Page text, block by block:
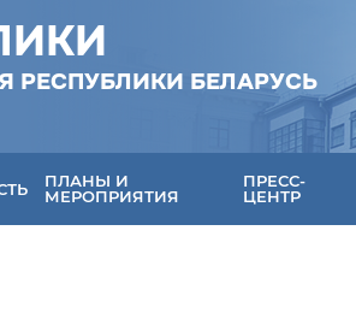
РЕСПУБЛИКИ БЕЛАРУСЬ
ПЛАНЫ И
МЕРОПРИЯТИЯ
ПРЕСС-
ЦЕНТР